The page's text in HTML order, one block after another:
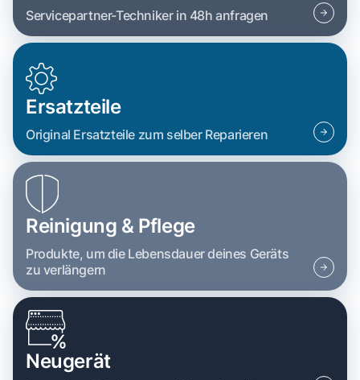
Servicepartner-Techniker in 48h anfragen
Ersatzteile
Original Ersatzteile zum selber Reparieren
Reinigung & Pflege
Produkte, um die Lebensdauer deines Geräts
zu verlängern
Neugerät